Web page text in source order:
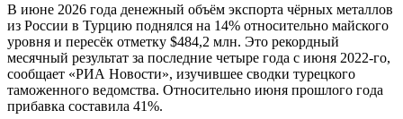
В июне 2026 года денежный объём экспорта чёрных металлов
из России в Турцию поднялся на 14% относительно майского
уровня и пересёк отметку $484,2 млн. Это рекордный
месячный результат за последние четыре года с июня 2022-го,
сообщает «РИА Новости», изучившее сводки турецкого
таможенного ведомства. Относительно июня прошлого года
прибавка составила 41%.